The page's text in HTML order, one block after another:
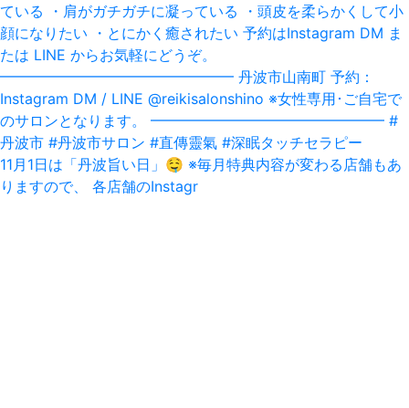
11月1日は「丹波旨い日」‪🤤‬ ※毎月特典内容が変わる店舗もあ
りますので、 各店舗のInstagr